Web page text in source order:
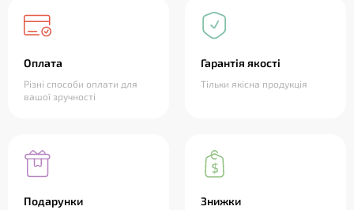
Оплата
Різні способи оплати для
вашої зручності
Гарантія якості
Тільки якісна продукція
Подарунки Знижки